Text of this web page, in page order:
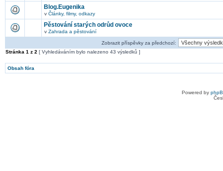
Blog.Eugenika
v Články, filmy, odkazy
Pěstování starých odrůd ovoce
v Zahrada a pěstování
Zobrazit příspěvky za předchozí:
Stránka 1 z 2 [ Vyhledáváním bylo nalezeno 43 výsledků ]
Obsah fóra
Powered by